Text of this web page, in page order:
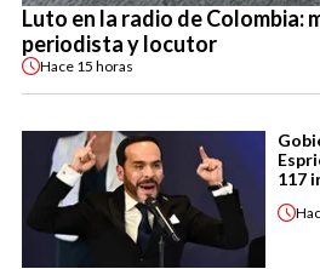
Luto en la radio de Colombia:
periodista y locutor
Hace 15 horas
117